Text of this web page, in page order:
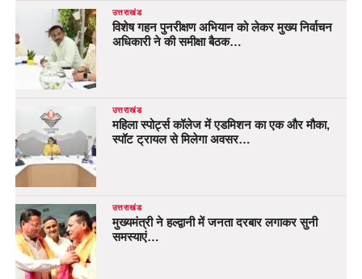
उत्तराखंड
विशेष गहन पुनरीक्षण अभियान को लेकर मुख्य निर्वाचन
अधिकारी ने की समीक्षा बैठक…
उत्तराखंड
महिला स्पोर्ट्स कॉलेज में एडमिशन का एक और मौका,
स्पॉट ट्रायल से मिलेगा अवसर…
उत्तराखंड
मुख्यमंत्री ने हल्द्वानी में जनता दरबार लगाकर सुनी
समस्याएं…